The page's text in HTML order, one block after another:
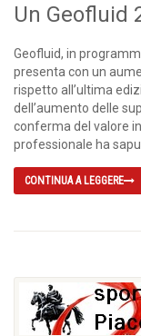
Un Geofluid
Geofluid, in
presenta con un
rispetto all’ultima
dell’aumento delle
conferma del valore
professionale ha
CONTINUA A LEGGERE